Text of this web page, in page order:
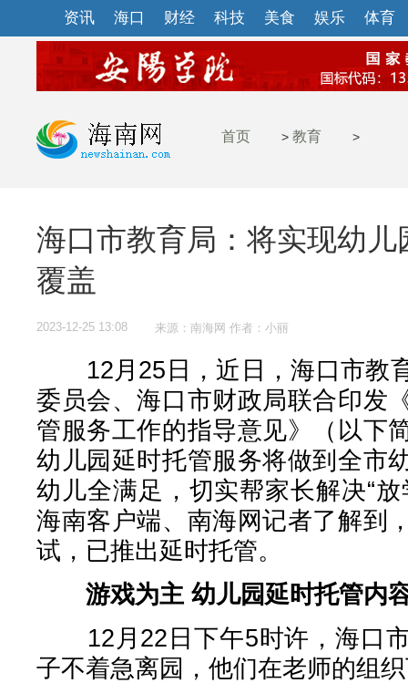
资讯 海口 财经 科技 美食 娱乐 体育
首页 > 教育 >
海口市教育局：将实现幼
覆盖
2023-12-25 13:08 来源：南海网 作者：小丽
12月25日，近日，海口市教
委员会、海口市财政局联合印发
管服务工作的指导意见》（以下
幼儿园延时托管服务将做到全市
幼儿全满足，切实帮家长解决“
海南客户端、南海网记者了解到
试，已推出延时托管。
游戏为主 幼儿园延时托管内
12月22日下午5时许，海口市
子不着急离园，他们在老师的组